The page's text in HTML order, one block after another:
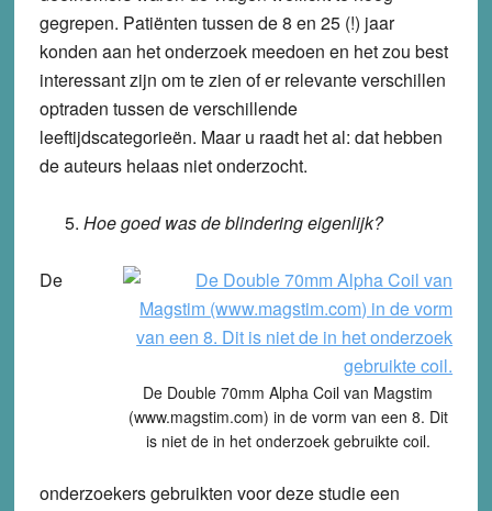
gegrepen. Patiënten tussen de 8 en 25 (!) jaar
konden aan het onderzoek meedoen en het zou best
interessant zijn om te zien of er relevante verschillen
optraden tussen de verschillende
leeftijdscategorieën. Maar u raadt het al: dat hebben
de auteurs helaas niet onderzocht.
Hoe goed was de blindering eigenlijk?
De Double 70mm Alpha Coil van Magstim
(www.magstim.com) in de vorm van een 8. Dit
is niet de in het onderzoek gebruikte coil.
De
onderzoekers gebruikten voor deze studie een